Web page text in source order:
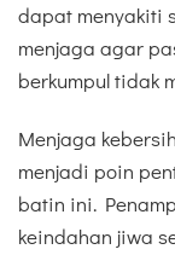
dapat menyakiti
menjaga agar
berkumpul tidak
Menjaga
menjadi poin
batin ini.
keindahan jiwa